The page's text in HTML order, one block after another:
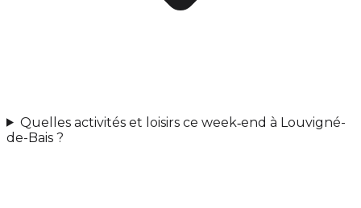
Quelles activités et loisirs ce week‑end à Louvigné-
de-Bais ?